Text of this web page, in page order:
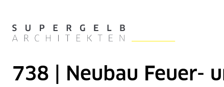
Zur Startseite navigieren
738 | Neubau Feuer-